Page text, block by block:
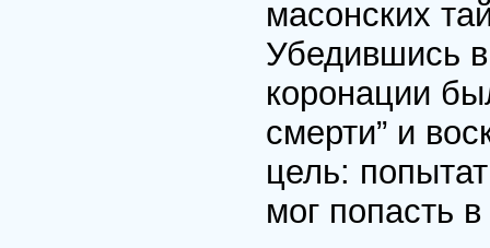
масонских
Убедившись
коронации
смерти” и
цель:
мог попасть